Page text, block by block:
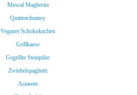
Mescal Magherita
Quittenchutney
Veganer Schokokuchen
Grillkaese
Gegrillte Steinpilze
Zwiebelspaghetti
Asiaente